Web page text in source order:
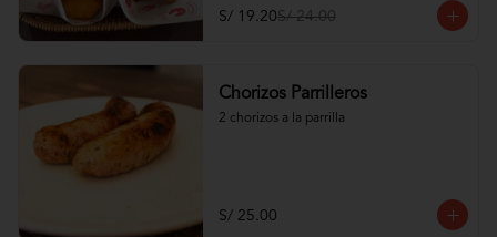
S/ 19.20S/ 24.00
Chorizos Parrilleros
2 chorizos a la parrilla
S/ 25.00